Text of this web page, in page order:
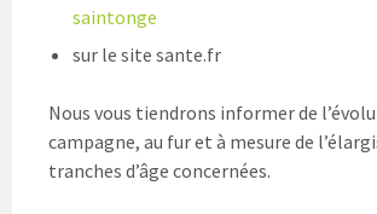
saintonge
sur le site sante.fr
Nous vous tiendrons informer de
campagne, au fur et à mesure de
tranches d’âge concernées.